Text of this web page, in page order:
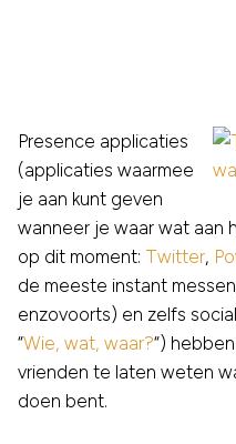
Presence applicaties
(applicaties waarmee
je aan kunt geven
wanneer je waar wat aan
op dit moment: Twitter,
de meeste instant
enzovoorts) en zelfs
“Wie, wat, waar?“)
vrienden te laten weten
doen bent.